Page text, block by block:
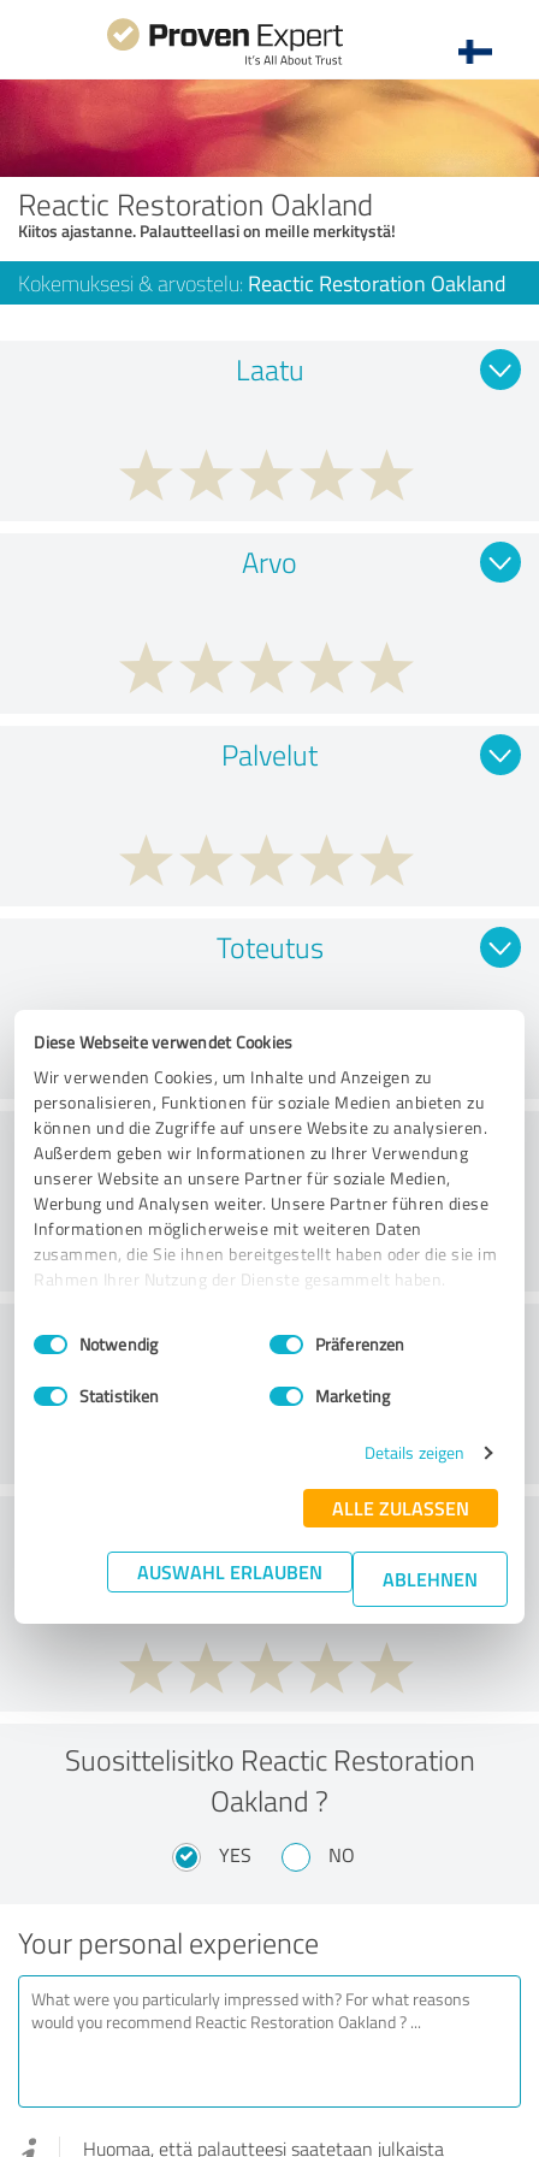
Diese Webseite verwendet Cookies
Wir verwenden Cookies, um Inhalte und Anzeigen zu
personalisieren, Funktionen für soziale Medien anbieten zu
können und die Zugriffe auf unsere Website zu analysieren.
Außerdem geben wir Informationen zu Ihrer Verwendung
unserer Website an unsere Partner für soziale Medien,
Werbung und Analysen weiter. Unsere Partner führen diese
Informationen möglicherweise mit weiteren Daten
zusammen, die Sie ihnen bereitgestellt haben oder die sie im
Rahmen Ihrer Nutzung der Dienste gesammelt haben.
Impressum Datenschutzbestimmungen
Einwilligungsauswahl
Notwendig Präferenzen
Statistiken Marketing
Details zeigen
ALLE ZULASSEN
AUSWAHL ERLAUBEN ABLEHNEN
Reactic Restoration Oakland
Kiitos ajastanne. Palautteellasi on meille merkitystä!
Kokemuksesi & arvostelu: Reactic Restoration Oakland
Laatu
Arvo
Palvelut
Toteutus
Konsultointi
Asiakaspalvelu
What do you think of the price to
performance ratio?
Suosittelisitko Reactic Restoration
Oakland ?
YES NO
Your personal experience
Huomaa, että palautteesi saatetaan julkaista